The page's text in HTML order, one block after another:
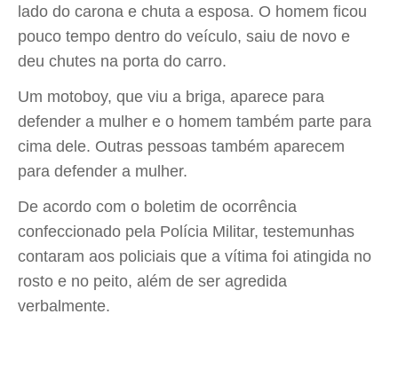
lado do carona e chuta a esposa. O homem ficou
pouco tempo dentro do veículo, saiu de novo e
deu chutes na porta do carro.
Um motoboy, que viu a briga, aparece para
defender a mulher e o homem também parte para
cima dele. Outras pessoas também aparecem
para defender a mulher.
De acordo com o boletim de ocorrência
confeccionado pela Polícia Militar, testemunhas
contaram aos policiais que a vítima foi atingida no
rosto e no peito, além de ser agredida
verbalmente.